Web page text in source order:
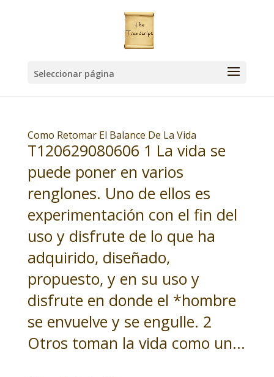
Seleccionar página
Como Retomar El Balance De La Vida
T120629080606 1 La vida se
puede poner en varios
renglones. Uno de ellos es
experimentación con el fin del
uso y disfrute de lo que ha
adquirido, diseñado,
propuesto, y en su uso y
disfrute en donde el *hombre
se envuelve y se engulle. 2
Otros toman la vida como un...